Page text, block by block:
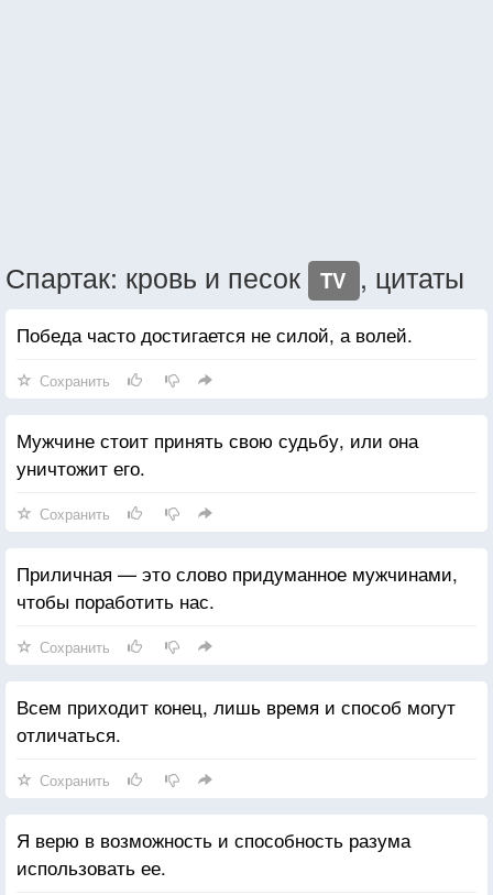
Спартак: кровь и песок TV , цитаты
Победа часто достигается не силой, а волей.
Сохранить
Мужчине стоит принять свою судьбу, или она
уничтожит его.
Сохранить
Приличная — это слово придуманное мужчинами,
чтобы поработить нас.
Сохранить
Всем приходит конец, лишь время и способ могут
отличаться.
Сохранить
Я верю в возможность и способность разума
использовать ее.